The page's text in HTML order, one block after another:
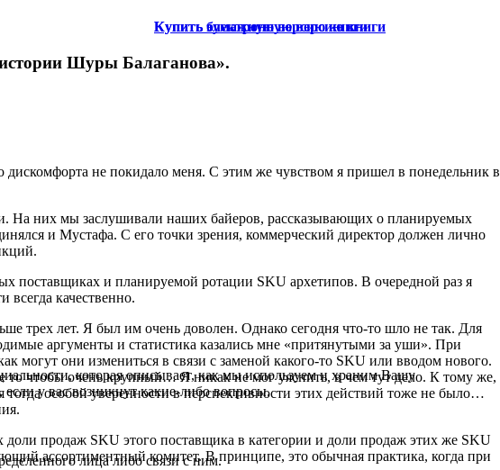
Шуры Балаганова».
дискомфорта не покидало меня. С этим же чувством я пришел в понедельник в
На них мы заслушивали наших байеров, рассказывающих о планируемых
и Мустафа. С его точки зрения, коммерческий директор должен лично
поставщиках и планируемой ротации SKU архетипов. В очередной раз я
всегда качественно.
трех лет. Я был им очень доволен. Однако сегодня что-то шло не так. Для
аргументы и статистика казались мне «притянутыми за уши». При
могут они измениться в связи с заменой какого-то SKU или вводом нового.
чтобы очень крупный… Я никак не мог уяснить, в чем тут дело. К тому же,
особой уверенности в перспективности этих действий тоже не было…
продаж SKU этого поставщика в категории и доли продаж этих же SKU
ассортиментный комитет. В принципе, это обычная практика, когда при
Купить электронную версию книги
Купить бумажную версию книги
которая описывает, как мы используем и храним Вашу
у вас возникнут какие-либо вопросы.
лица либо связи с ним.